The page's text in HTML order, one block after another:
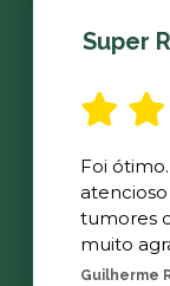
Super
Foi
tumores
muito
Guilherme